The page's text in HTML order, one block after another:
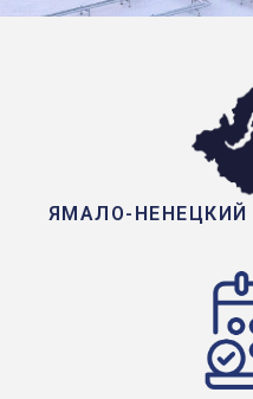
ЯМАЛО-